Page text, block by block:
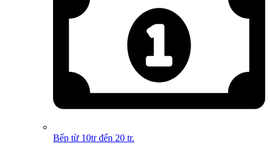
Bếp từ 10tr đến 20 tr.